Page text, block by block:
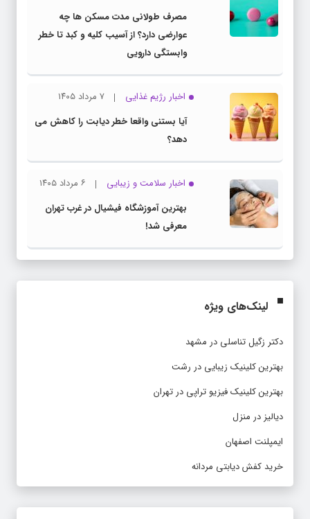
مصرف طولانی مدت مسکن ها چه
عوارضی دارد؟ از آسیب کلیه و کبد تا خطر
وابستگی دارویی
اخبار رژیم غذایی
۷ مرداد ۱۴۰۵
آیا بستنی واقعا خطر دیابت را کاهش می
دهد؟
اخبار سلامت و زیبایی
۶ مرداد ۱۴۰۵
بهترین آموزشگاه فیشیال در غرب تهران
معرفی شد!
لینک‌های ویژه
دکتر زگیل تناسلی در مشهد
بهترین کلینیک زیبایی در رشت
بهترین کلینیک فیزیو تراپی در تهران
دیالیز در منزل
ایمپلنت اصفهان
خرید کفش دیابتی مردانه